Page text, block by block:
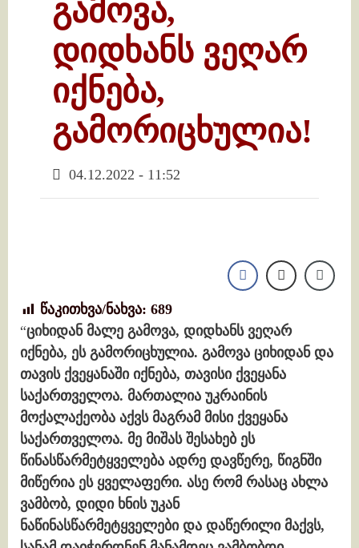
გამოვა,
დიდხანს ვეღარ
იქნება,
გამორიცხულია!
04.12.2022 - 11:52
წაკითხვა/ნახვა: 689
“ციხიდან მალე გამოვა, დიდხანს ვეღარ
იქნება, ეს გამორიცხულია. გამოვა ციხიდან და
თავის ქვეყანაში იქნება, თავისი ქვეყანა
საქართველოა. მართალია უკრაინის
მოქალაქეობა აქვს მაგრამ მისი ქვეყანა
საქართველოა. მე მიშას შესახებ ეს
წინასწარმეტყველება ადრე დავწერე, წიგნში
მიწერია ეს ყველაფერი. ასე რომ რასაც ახლა
ვამბობ, დიდი ხნის უკან
ნაწინასწარმეტყველები და დაწერილი მაქვს,